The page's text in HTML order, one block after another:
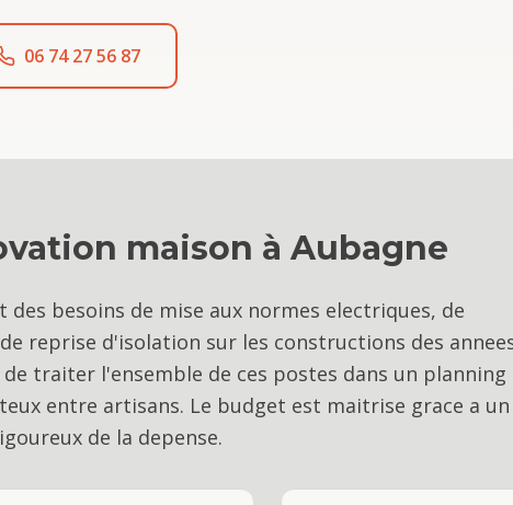
06 74 27 56 87
maison à Aubagne
besoins de mise aux normes electriques, de
reprise d'isolation sur les constructions des
traiter l'ensemble de ces postes dans un planning
entre artisans. Le budget est maitrise grace a un
de la depense.